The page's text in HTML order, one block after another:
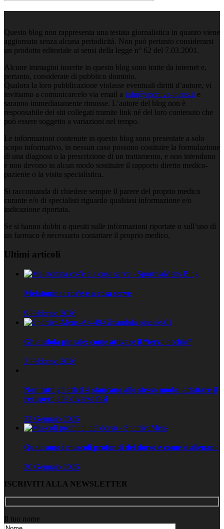
Questo blog non rappresenta una testata giornalistica in quanto viene
aggiornato senza alcuna periodicità. Non può pertanto considerarsi
un prodotto editoriale ai sensi della legge n° 62 del 7.03.2001.
Alcune immagini inserite in questo blog sono tratte da internet e,
pertanto, considerate di pubblico dominio.
Qualora la loro pubblicazione violasse eventuali diritti d’autore, vi
invitiamo a comunicarcelo via email a info@sportiva-mens.it e
saranno immediatamente rimosse. L’autore del blog non è
responsabile dei siti collegati tramite link né del loro contenuto che
può essere soggetto a variazioni nel tempo.
Le informazioni contenute in questo blog sono presentate a solo
scopo informativo, in nessun caso possono costituire la formulazione
di una diagnosi o la prescrizione di un trattamento, e non intendono
e non devono in alcun modo sostituire il rapporto diretto medico-
paziente o la visita specialistica.
Si raccomanda di chiedere sempre il parere del proprio medico
curante e/o di specialisti riguardo qualsiasi informazione e/o
indicazione riportata.
Se si hanno dubbi o quesiti sulle informazioni riportate o sull’uso di
un farmaco è necessario contattare il proprio medico.
Ultimi articoli
Melatonina: cos’è e a cosa serve
9 Febbraio 2026
Ghiandola pineale: come attivare il “terzo occhio”
3 Febbraio 2026
Non tutti gli atleti si stancano allo stesso modo: adattare il
recupero alle diverse fasi
22 Gennaio 2026
Quali sono i muscoli profondi del dorso e come si allenano
20 Gennaio 2026
ISCRIVITI ALLA NEWSLETTER
Il tuo nome